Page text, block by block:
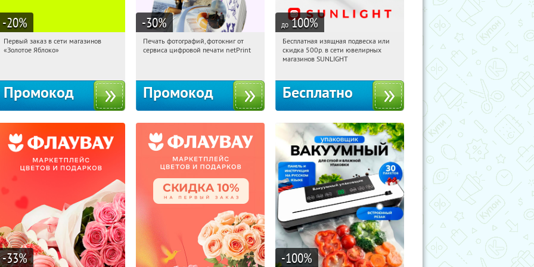
-20%
11:45:17
Получи первым!
Первый заказ в сети магазинов
«Золотое Яблоко»
Промокод
-30%
11:45:17 Получили:
Печать фотографий, фотокниг от
сервиса цифровой печати netPrint
Промокод
до 100%
11:45:17 Получили:
Россия
Бесплатная изящная подвеска или
скидка 500р. в сети ювелирных
магазинов SUNLIGHT
Бесплатно
-33% -100%